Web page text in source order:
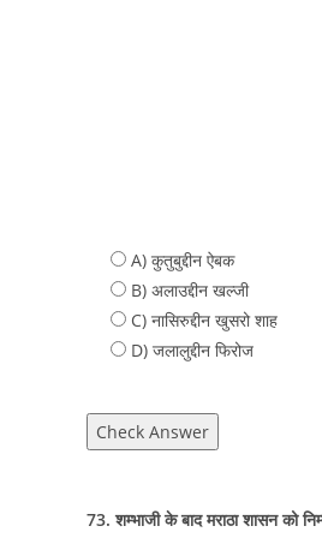
A) कुतुबुद्दीन ऐबक
B) अलाउद्दीन खल्जी
C) नासिरुद्दीन खुसरो शाह
D) जलालुद्दीन फिरोज
Check Answer
73. शम्भाजी के बाद मराठा शासन को